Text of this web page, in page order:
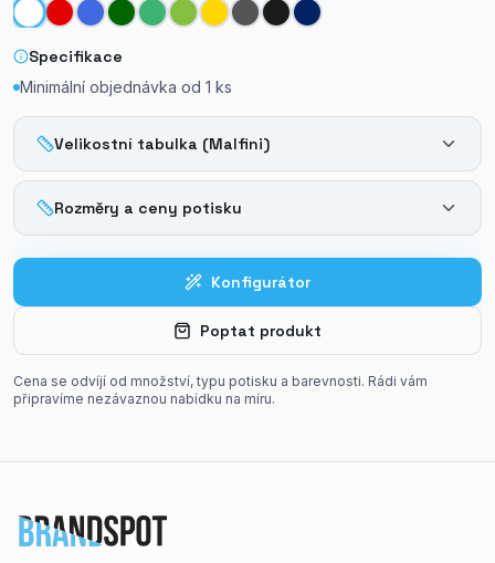
Specifikace
Minimální objednávka od 1 ks
Velikostní tabulka (Malfini)
Rozměry a ceny potisku
Konfigurátor
Poptat produkt
Cena se odvíjí od množství, typu potisku a barevnosti. Rádi vám
připravíme nezávaznou nabídku na míru.